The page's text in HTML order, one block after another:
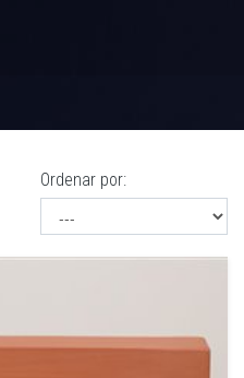
Ordenar por: